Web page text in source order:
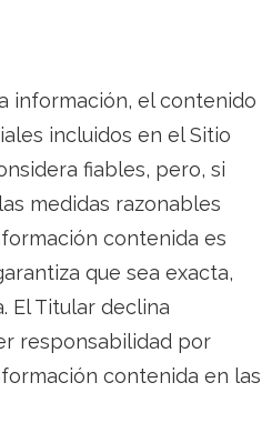
información, el contenido
incluidos en el Sitio
fiables, pero, si
medidas razonables
contenida es
que sea exacta,
El Titular declina
responsabilidad por
contenida en las